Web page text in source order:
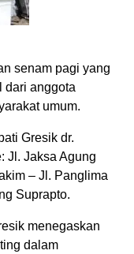
senam pagi yang
dari anggota
umum.
Gresik dr.
Jl. Jaksa Agung
– Jl. Panglima
Suprapto.
menegaskan
dalam